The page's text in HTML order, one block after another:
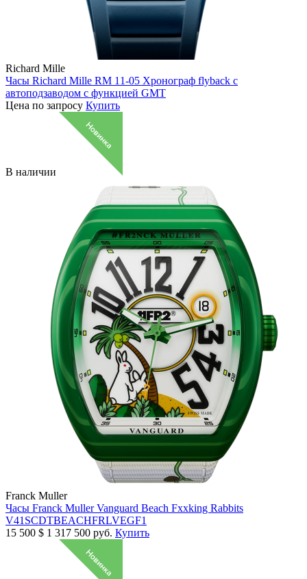
Richard Mille
Часы Richard Mille RM 11-05 Хронограф flyback с
автоподзаводом с функцией GMT
Цена по запросу Купить
В наличии
Franck Muller
Часы Franck Muller Vanguard Beach Fxxking Rabbits
V41SCDTBEACHFRLVEGF1
15 500 $ 1 317 500 руб. Купить